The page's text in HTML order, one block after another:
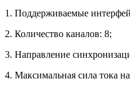
1. Поддерживаемые
2. Количество каналов: 8;
3. Направление
4. Максимальная сила тока